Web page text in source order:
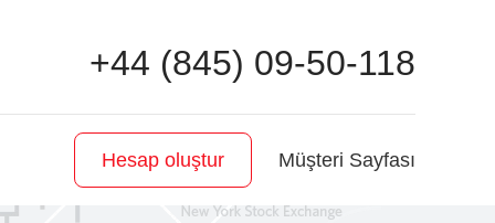
+44 (845) 09-50-118
Hesap oluştur Müşteri Sayfası